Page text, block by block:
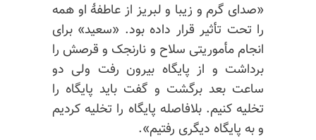
«صدای گرم و زیبا و لبریز از عاطفهٔ او همه
را تحت تأثیر قرار داده بود. «سعید» برای
انجام مأموریتی سلاح و نارنجک و قرصش را
برداشت و از پایگاه بیرون رفت ولی دو
ساعت بعد برگشت و گفت باید پایگاه را
تخلیه کنیم. بلافاصله پایگاه را تخلیه کردیم
و به پایگاه دیگری رفتیم».